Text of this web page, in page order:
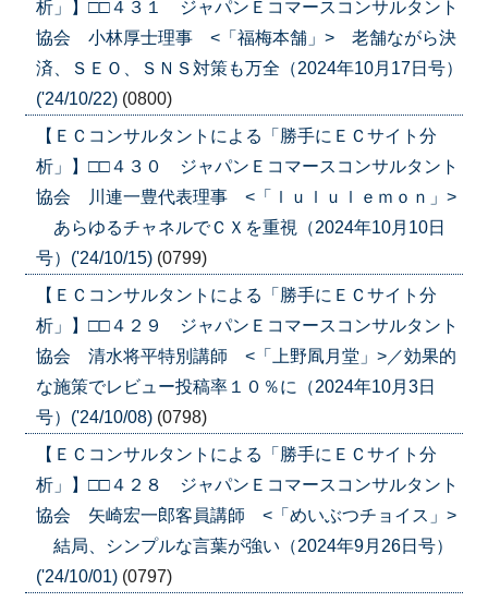
析」】□□４３１ ジャパンＥコマースコンサルタント
協会 小林厚士理事 <「福梅本舗」> 老舗ながら決
済、ＳＥＯ、ＳＮＳ対策も万全（2024年10月17日号）
('24/10/22) (0800)
【ＥＣコンサルタントによる「勝手にＥＣサイト分
析」】□□４３０ ジャパンＥコマースコンサルタント
協会 川連一豊代表理事 <「ｌｕｌｕｌｅｍｏｎ」>
あらゆるチャネルでＣＸを重視（2024年10月10日
号）('24/10/15) (0799)
【ＥＣコンサルタントによる「勝手にＥＣサイト分
析」】□□４２９ ジャパンＥコマースコンサルタント
協会 清水将平特別講師 <「上野凮月堂」>／効果的
な施策でレビュー投稿率１０％に（2024年10月3日
号）('24/10/08) (0798)
【ＥＣコンサルタントによる「勝手にＥＣサイト分
析」】□□４２８ ジャパンＥコマースコンサルタント
協会 矢崎宏一郎客員講師 <「めいぶつチョイス」>
結局、シンプルな言葉が強い（2024年9月26日号）
('24/10/01) (0797)